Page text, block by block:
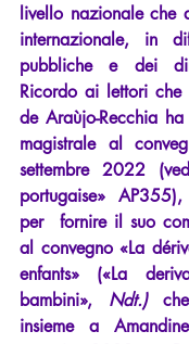
livello nazionale che
internazionale, in
pubbliche e dei
Ricordo ai lettori che
de Araùjo-Recchia
magistrale al
settembre 2022
portugaise»
per  fornire il suo
al convegno «La
enfants» («La
bambini», Ndt.) che
insieme a